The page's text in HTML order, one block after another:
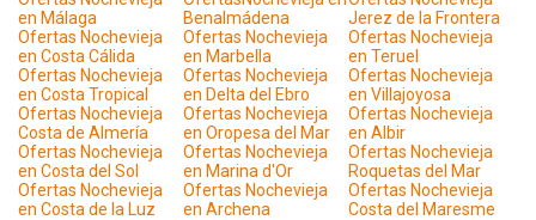
en Málaga
Benalmádena
Jerez de la Frontera
Ofertas Nochevieja
en Costa Cálida
Ofertas Nochevieja
en Marbella
Ofertas Nochevieja
en Teruel
Ofertas Nochevieja
en Costa Tropical
Ofertas Nochevieja
en Delta del Ebro
Ofertas Nochevieja
en Villajoyosa
Ofertas Nochevieja
Costa de Almería
Ofertas Nochevieja
en Oropesa del Mar
Ofertas Nochevieja
en Albir
Ofertas Nochevieja
en Costa del Sol
Ofertas Nochevieja
en Marina d'Or
Ofertas Nochevieja
Roquetas del Mar
Ofertas Nochevieja
en Costa de la Luz
Ofertas Nochevieja
en Archena
Ofertas Nochevieja
Costa del Maresme